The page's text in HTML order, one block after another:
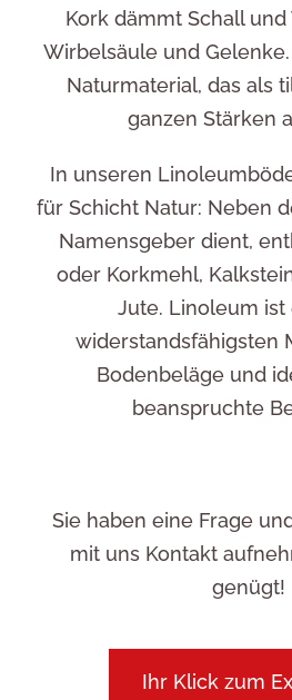
Kork dämmt Schall
Wirbelsäule und
Naturmaterial, das als
ganzen Stärken
In unseren
für Schicht Natur: Neben
Namensgeber dient,
oder Korkmehl,
Jute. Linoleum ist
widerstandsfähigsten
Bodenbeläge und
beanspruchte
Sie haben eine Frage
mit uns Kontakt
genügt!
Ihr Klick zum